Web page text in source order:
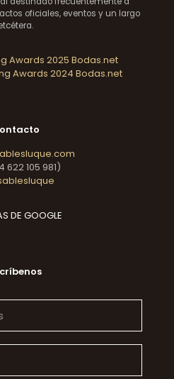
oficiales, eventos y un largo
622 105 981)
DE GOOGLE